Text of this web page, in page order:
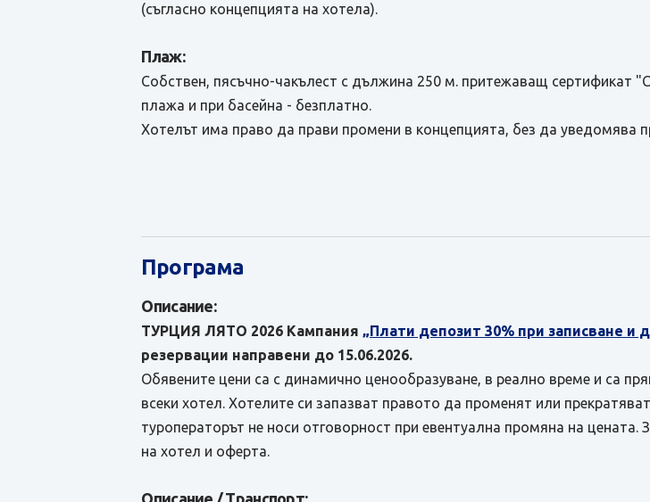
(съгласно концепцията на хотела).
Плаж:
Собствен, пясъчно-чакълест с дължина 250 м. притежаващ сертификат
плажа и при басейна - безплатно.
Хотелът има право да прави промени в концепцията, без да уведомява
Програма
Описание:
ТУРЦИЯ ЛЯТО 2026 Кампания „Плати депозит 30% при записване
резервации направени до 15.06.2026.
Обявените цени са с динамично ценообразуване, в реално време и са
всеки хотел. Хотелите си запазват правото да променят или
туроператорът не носи отговорност при евентуална промяна на
на хотел и оферта.
Описание / Транспорт: